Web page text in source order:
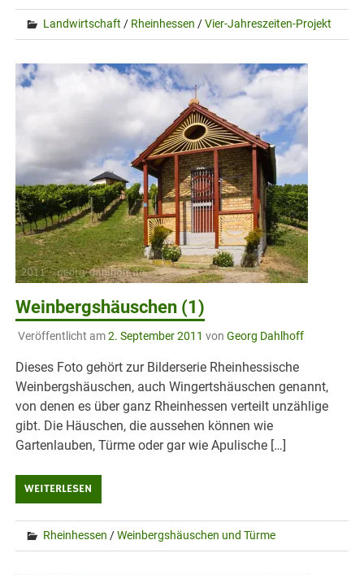
Landwirtschaft / Rheinhessen /Vier-Jahreszeiten-Projekt
Weinbergshäuschen (1)
Veröffentlicht am2. September 2011 von Georg Dahlhoff
Dieses Foto gehört zur Bilderserie Rheinhessische
Weinbergshäuschen, auch Wingertshäuschen genannt,
von denen es über ganz Rheinhessen verteilt unzählige
gibt. Die Häuschen, die aussehen können wie
Gartenlauben, Türme oder gar wie Apulische […]
WEITERLESEN
Rheinhessen /Weinbergshäuschen und Türme